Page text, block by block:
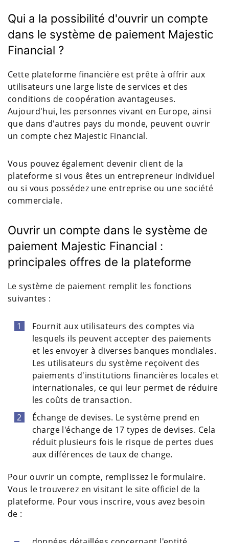
Qui a la possibilité d'ouvrir un compte
dans le système de paiement Majestic
Financial ?
Cette plateforme financière est prête à offrir aux
utilisateurs une large liste de services et des
conditions de coopération avantageuses.
Aujourd'hui, les personnes vivant en Europe, ainsi
que dans d'autres pays du monde, peuvent ouvrir
un compte chez Majestic Financial.
Vous pouvez également devenir client de la
plateforme si vous êtes un entrepreneur individuel
ou si vous possédez une entreprise ou une société
commerciale.
Ouvrir un compte dans le système de
paiement Majestic Financial :
principales offres de la plateforme
Le système de paiement remplit les fonctions
suivantes :
Fournit aux utilisateurs des comptes via
lesquels ils peuvent accepter des paiements
et les envoyer à diverses banques mondiales.
Les utilisateurs du système reçoivent des
paiements d'institutions financières locales et
internationales, ce qui leur permet de réduire
les coûts de transaction.
Échange de devises. Le système prend en
charge l'échange de 17 types de devises. Cela
réduit plusieurs fois le risque de pertes dues
aux différences de taux de change.
Pour ouvrir un compte, remplissez le formulaire.
Vous le trouverez en visitant le site officiel de la
plateforme. Pour vous inscrire, vous avez besoin
de :